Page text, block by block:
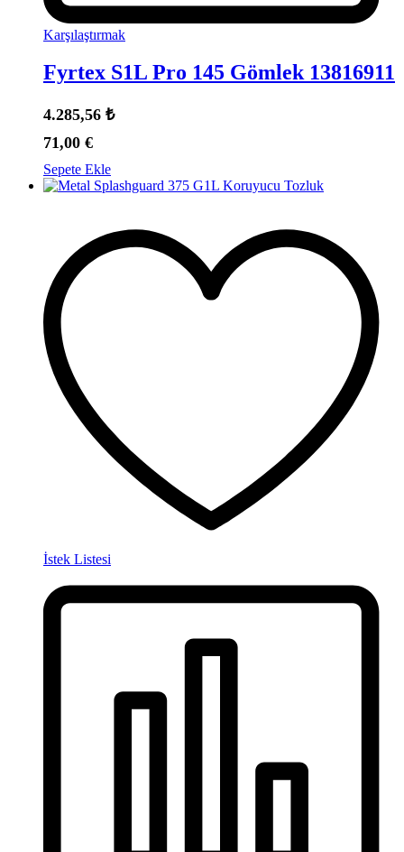
Karşılaştırmak
Fyrtex S1L Pro 145 Gömlek 13816911
4.285,56 ₺
71,00 €
Sepete Ekle
İstek Listesi